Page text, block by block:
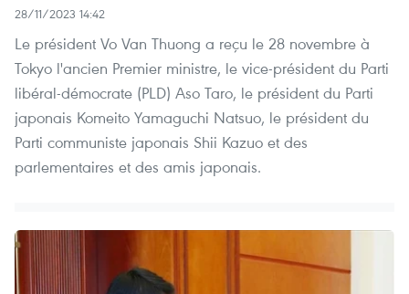
28/11/2023 14:42
Le président Vo Van Thuong a reçu le 28 novembre à
Tokyo l'ancien Premier ministre, le vice-président du Parti
libéral-démocrate (PLD) Aso Taro, le président du Parti
japonais Komeito Yamaguchi Natsuo, le président du
Parti communiste japonais Shii Kazuo et des
parlementaires et des amis japonais.